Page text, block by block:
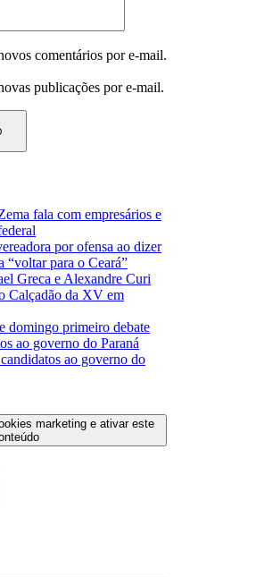
comentários por e-mail.
publicações por e-mail.
fala com empresários e
por ofensa ao dizer
“voltar para o Ceará”
Greca e Alexandre Curi
Calçadão da XV em
domingo primeiro debate
ao governo do Paraná
ao governo do
marketing e ativar este